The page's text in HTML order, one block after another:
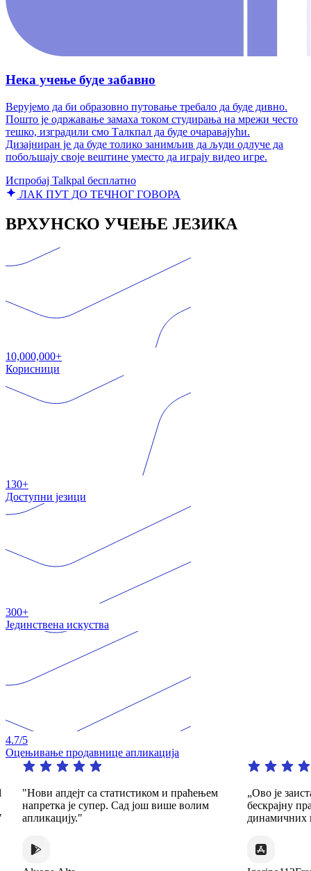
Нека учење буде забавно
Верујемо да би образовно путовање требало да буде дивно.
Пошто је одржавање замаха током студирања на мрежи често
тешко, изградили смо Талкпал да буде очаравајући.
Дизајниран је да буде толико занимљив да људи одлуче да
побољшају своје вештине уместо да играју видео игре.
Испробај Talkpal бесплатно
ЛАК ПУТ ДО ТЕЧНОГ ГОВОРА
ВРХУНСКО УЧЕЊЕ ЈЕЗИКА
10,000,000+
Корисници
130+
Доступни језици
300+
Јединствена искуства
4.7/5
Оцењивање продавнице апликација
"Нови апдејт са статистиком и праћењем
напретка је супер. Сад још више волим
апликацију."
„Ово је заиста
бескрајну
динамичних и